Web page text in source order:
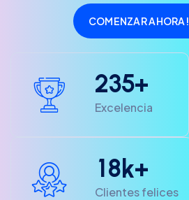
COMENZAR AHORA!
235+
Excelencia
18k+
Clientes felices